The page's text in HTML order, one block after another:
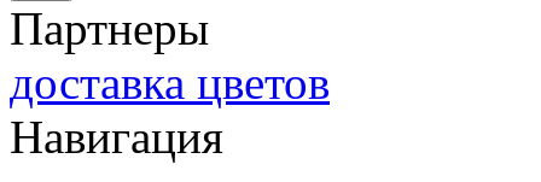
Партнеры
доставка цветов
Навигация